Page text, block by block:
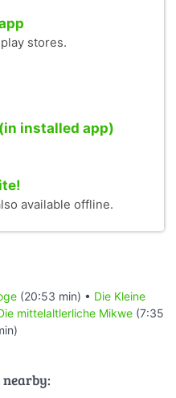
stores.
installed app)
available offline.
(20:53 min) • Die Kleine
mittelaltlerliche Mikwe (7:35